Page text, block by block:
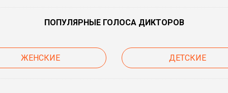
ПОПУЛЯРНЫЕ ГОЛОСА ДИКТОРОВ
ЖЕНСКИЕ ДЕТСКИЕ